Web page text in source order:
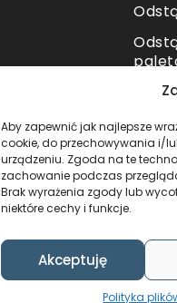
Aby zapewnić jak najlepsze
cookie, do przechowywania i/
urządzeniu. Zgoda na te
zachowanie podczas
Brak wyrażenia zgody lub
niektóre cechy i funkcje.
Akceptuję
Polityka